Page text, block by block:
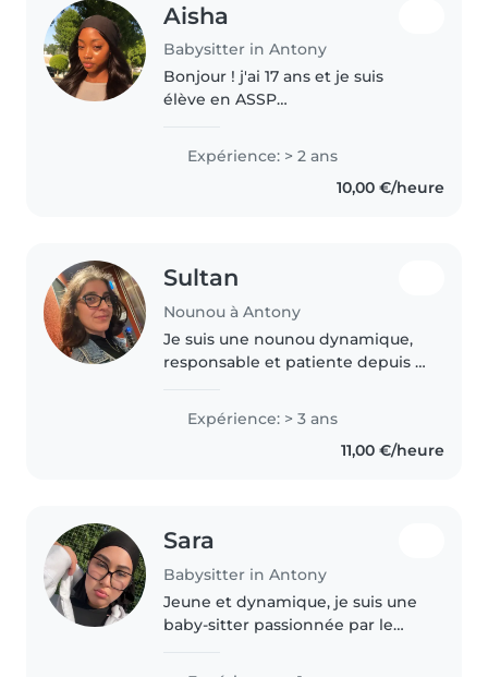
Aisha
Babysitter in Antony
Bonjour ! j'ai 17 ans et je suis
élève en ASSP
Services à la Personne). J'ai
effectué un stage en crèche où
j'ai eu l'occasion de m'occuper
Expérience: > 2 ans
10,00 €/heure
Sultan
Nounou à Antony
Je suis une nounou dynamique,
responsable et patiente depuis 3
Polyglotte (français, anglais, turc),
passionnée de dessin, lecture et
Expérience: > 3 ans
11,00 €/heure
Sara
Babysitter in Antony
Jeune et dynamique, je suis une
baby-sitter passionnée par le
formation d'aide-soignante, je